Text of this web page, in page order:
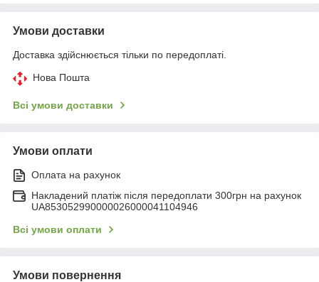
Умови доставки
Доставка здійснюється тільки по передоплаті.
Нова Пошта
Всі умови доставки
Умови оплати
Оплата на рахунок
Накладений платіж після передоплати 300грн на рахунок
UA853052990000026000041104946
Всі умови оплати
Умови повернення